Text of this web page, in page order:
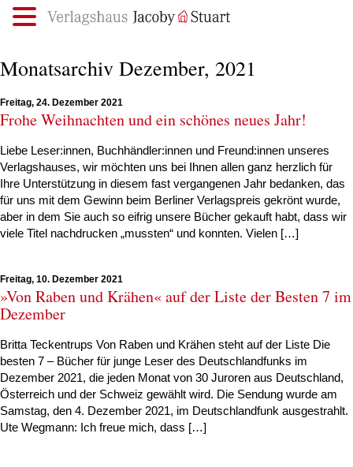
Monatsarchiv Dezember, 2021
Freitag, 24. Dezember 2021
Frohe Weihnachten und ein schönes neues Jahr!
Liebe Leser:innen, Buchhändler:innen und Freund:innen unseres
Verlagshauses, wir möchten uns bei Ihnen allen ganz herzlich für
Ihre Unterstützung in diesem fast vergangenen Jahr bedanken, das
für uns mit dem Gewinn beim Berliner Verlagspreis gekrönt wurde,
aber in dem Sie auch so eifrig unsere Bücher gekauft habt, dass wir
viele Titel nachdrucken „mussten“ und konnten. Vielen […]
Freitag, 10. Dezember 2021
»Von Raben und Krähen« auf der Liste der Besten 7 im
Dezember
Britta Teckentrups Von Raben und Krähen steht auf der Liste Die
besten 7 – Bücher für junge Leser des Deutschlandfunks im
Dezember 2021, die jeden Monat von 30 Juroren aus Deutschland,
Österreich und der Schweiz gewählt wird. Die Sendung wurde am
Samstag, den 4. Dezember 2021, im Deutschlandfunk ausgestrahlt.
Ute Wegmann: Ich freue mich, dass […]